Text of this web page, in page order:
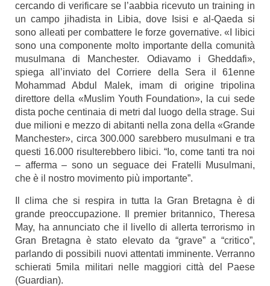
cercando di verificare se l’aabbia ricevuto un training in
un campo jihadista in Libia, dove Isisi e al-Qaeda si
sono alleati per combattere le forze governative. «I libici
sono una componente molto importante della comunità
musulmana di Manchester. Odiavamo i Gheddafi»,
spiega all’inviato delCorriere della Sera il 61enne
Mohammad Abdul Malek, imam di origine tripolina
direttore della «Muslim Youth Foundation», la cui sede
dista poche centinaia di metri dal luogo della strage. Sui
due milioni e mezzo di abitanti nella zona della «Grande
Manchester», circa 300.000 sarebbero musulmani e tra
questi 16.000 risulterebbero libici. “Io, come tanti tra noi
– afferma – sono un seguace dei Fratelli Musulmani,
che è il nostro movimento più importante”.
Il clima che si respira in tutta la Gran Bretagna è di
grande preoccupazione. Il premier britannico, Theresa
May, ha annunciato che il livello di allerta terrorismo in
Gran Bretagna è stato elevato da “grave” a “critico”,
parlando di possibili nuovi attentati imminente. Verranno
schierati 5mila militari nelle maggiori città del Paese
(Guardian).